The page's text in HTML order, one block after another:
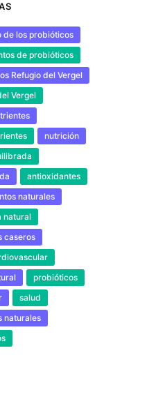
de los probióticos
de probióticos
Refugio del Vergel
Vergel
nutrición
antioxidantes
naturales
natural
caseros
probióticos
salud
naturales